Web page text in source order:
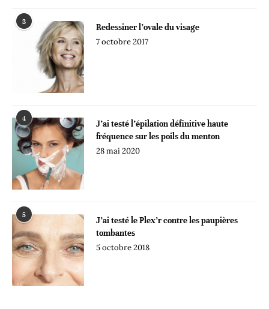
3
Redessiner l’ovale du visage
7 octobre 2017
4
J’ai testé l’épilation définitive haute
fréquence sur les poils du menton
28 mai 2020
5
J’ai testé le Plex’r contre les paupières
tombantes
5 octobre 2018